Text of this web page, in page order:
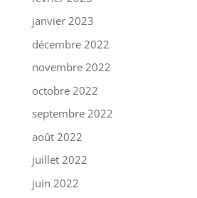
janvier 2023
décembre 2022
novembre 2022
octobre 2022
septembre 2022
août 2022
juillet 2022
juin 2022